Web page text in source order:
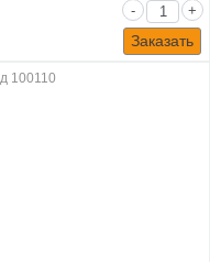
-
+
Заказать
100110